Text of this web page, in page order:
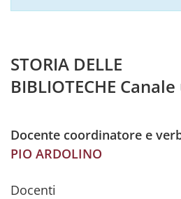
STORIA DELLE
BIBLIOTECHE
Docente coordinatore e
PIO ARDOLINO
Docenti